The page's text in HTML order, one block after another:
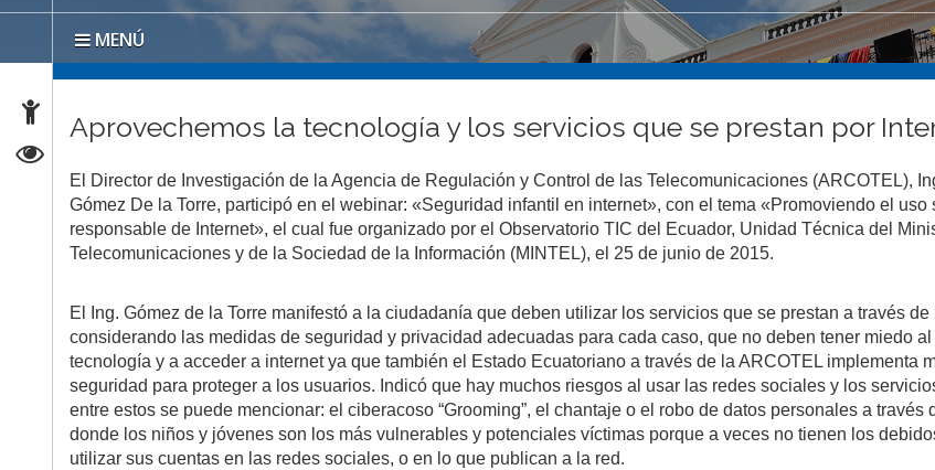
MENÚ
Aprovechemos la tecnología y los servicios que se prestan por
El Director de Investigación de la Agencia de Regulación y Control de las Telecomunicaciones (ARCOTEL),
Gómez De la Torre, participó en el webinar: «Seguridad infantil en internet», con el tema «Promoviendo el uso
responsable de Internet», el cual fue organizado por el Observatorio TIC del Ecuador, Unidad Técnica del
Telecomunicaciones y de la Sociedad de la Información (MINTEL), el 25 de junio de 2015.
El Ing. Gómez de la Torre manifestó a la ciudadanía que deben utilizar los servicios que se prestan a través de
considerando las medidas de seguridad y privacidad adecuadas para cada caso, que no deben tener miedo
tecnología y a acceder a internet ya que también el Estado Ecuatoriano a través de la ARCOTEL implementa
seguridad para proteger a los usuarios. Indicó que hay muchos riesgos al usar las redes sociales y los
entre estos se puede mencionar: el ciberacoso “Grooming”, el chantaje o el robo de datos personales a través
donde los niños y jóvenes son los más vulnerables y potenciales víctimas porque a veces no tienen los
utilizar sus cuentas en las redes sociales, o en lo que publican a la red.